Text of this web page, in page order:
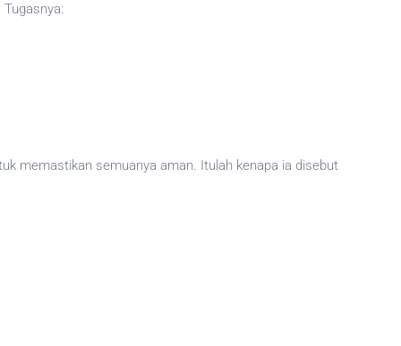
memastikan semuanya aman. Itulah kenapa ia disebut